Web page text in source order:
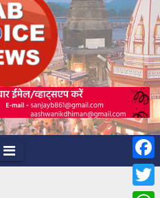
F
a